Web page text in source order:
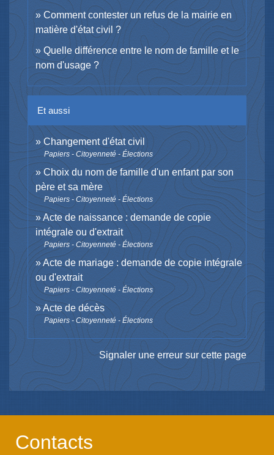
Comment contester un refus de la mairie en
matière d'état civil ?
Quelle différence entre le nom de famille et le
nom d'usage ?
Et aussi
Changement d'état civil
Papiers - Citoyenneté - Élections
Choix du nom de famille d'un enfant par son
père et sa mère
Papiers - Citoyenneté - Élections
Acte de naissance : demande de copie
intégrale ou d'extrait
Papiers - Citoyenneté - Élections
Acte de mariage : demande de copie intégrale
ou d'extrait
Papiers - Citoyenneté - Élections
Acte de décès
Papiers - Citoyenneté - Élections
Signaler une erreur sur cette page
Contacts